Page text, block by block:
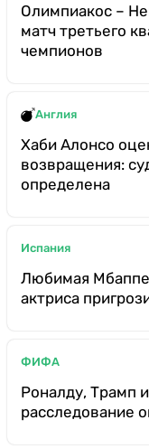
Олимпиакос –
матч третьего
чемпионов
Англия
Хаби Алонсо
возвращения:
определена
Испания
Любимая
актриса
ФИФА
Роналду, Трамп
расследование